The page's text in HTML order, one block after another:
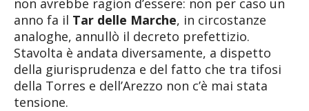
non avrebbe ragion d’essere: non per caso un
anno fa il Tar delle Marche, in circostanze
analoghe, annullò il decreto prefettizio.
Stavolta è andata diversamente, a dispetto
della giurisprudenza e del fatto che tra tifosi
della Torres e dell’Arezzo non c’è mai stata
tensione.